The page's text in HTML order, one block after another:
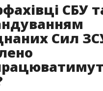
СБУ
Сил